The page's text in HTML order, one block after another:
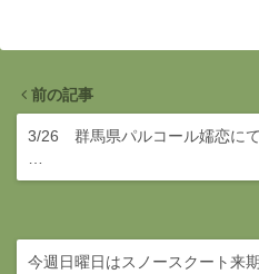
前の記事
3/26 群馬県パルコール嬬恋に
今週日曜日はスノースクート